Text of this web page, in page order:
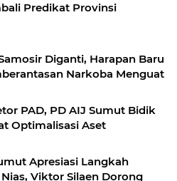
Predikat Provinsi
Diganti, Harapan Baru
Narkoba Menguat
PAD, PD AIJ Sumut Bidik
Optimalisasi Aset
Apresiasi Langkah
Viktor Silaen Dorong